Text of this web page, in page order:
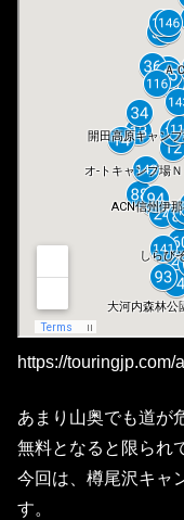
https://touringjp.com/
あまり山奥でも道が
無料となると限られ
今回は、樽尾沢キャ
す。